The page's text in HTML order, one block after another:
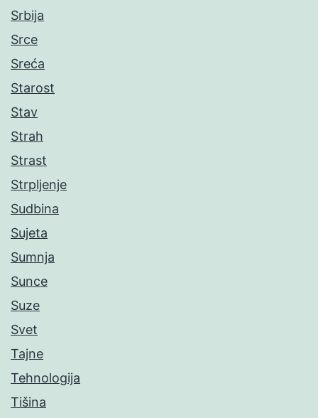
Srbija
Srce
Sreća
Starost
Stav
Strah
Strast
Strpljenje
Sudbina
Sujeta
Sumnja
Sunce
Suze
Svet
Tajne
Tehnologija
Tišina